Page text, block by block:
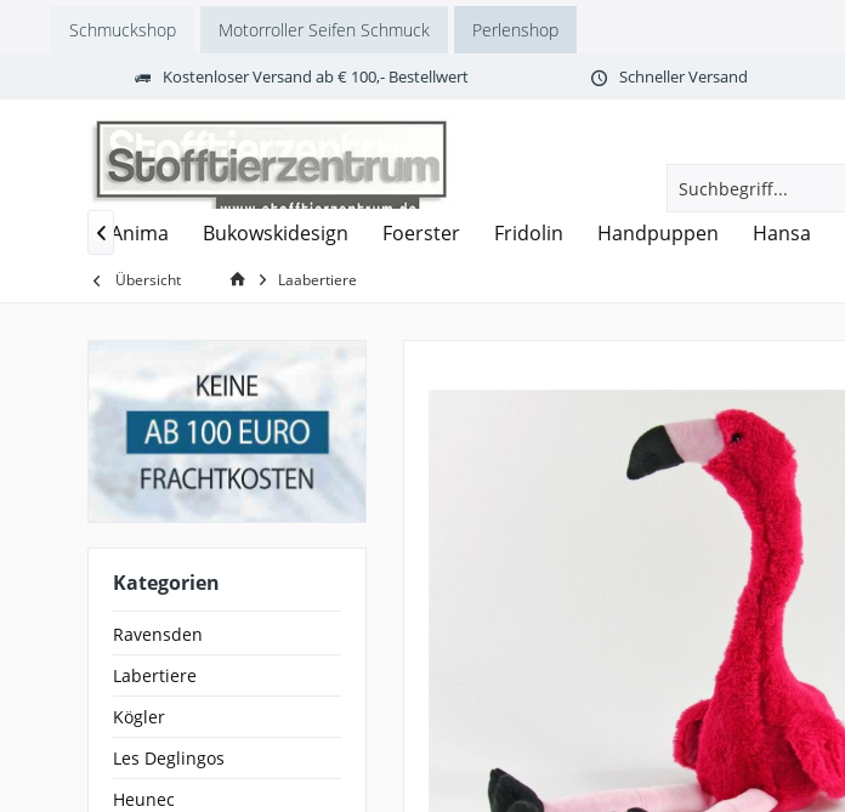
Schmuckshop Motorroller Seifen Schmuck Perlenshop
Kostenloser Versand ab € 100,- Bestellwert Schneller Versand
Anima Bukowskidesign Foerster Fridolin Handpuppen Hansa

Übersicht Laabertiere
Kategorien
Ravensden
Labertiere
Kögler
Les Deglingos
Heunec